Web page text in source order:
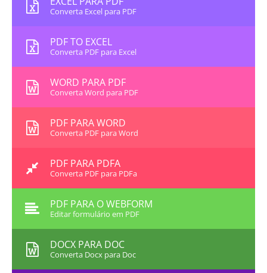
Converta Excel para PDF
PDF TO EXCEL
Converta PDF para Excel
WORD PARA PDF
Converta Word para PDF
PDF PARA WORD
Converta PDF para Word
PDF PARA PDFA
Converta PDF para PDFa
PDF PARA O WEBFORM
Editar formulário em PDF
DOCX PARA DOC
Converta Docx para Doc